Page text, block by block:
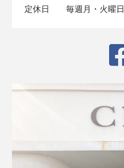
定休日
毎週月・火曜日